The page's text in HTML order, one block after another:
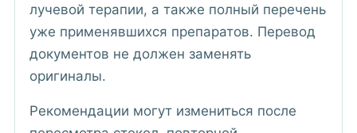
лучевой терапии, а также полный перечень
уже применявшихся препаратов. Перевод
документов не должен заменять
оригиналы.
Рекомендации могут измениться после